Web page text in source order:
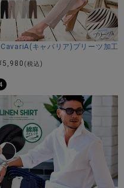
ーネックドルマンハーフスリー
CavariA(キャバリア)プリーツ加工
5,980 (税込)